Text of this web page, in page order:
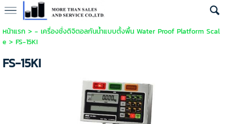
หน้าแรก > - เครื่องชั่งดิจิตอลกันน้ำแบบตั้งพื้น Water Proof Platform Scal
e > FS-15KI
FS-15KI